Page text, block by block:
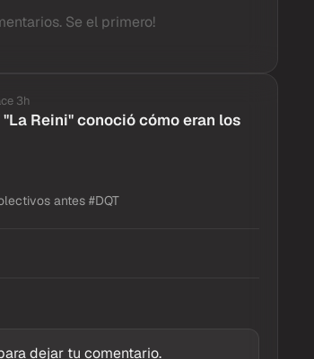
Se el primero!
3h
Reini" conoció cómo eran los
antes #DQT
dejar tu comentario.